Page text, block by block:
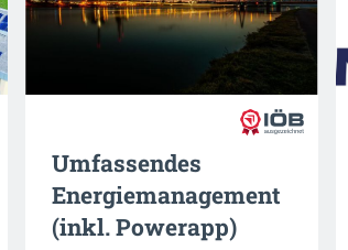
Umfassendes
Energiemanagement
(inkl. Powerapp)